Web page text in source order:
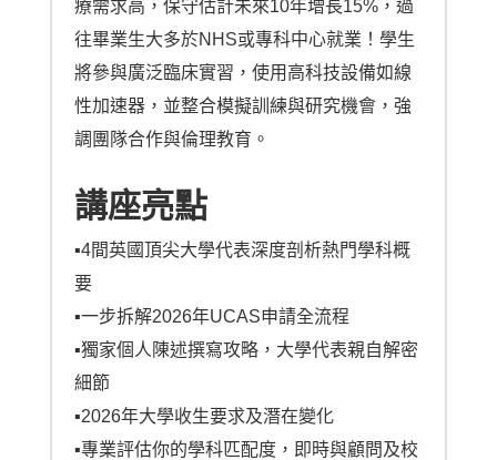
療需求高，保守估計未來10年增長15%，過
往畢業生大多於NHS或專科中心就業！學生
將參與廣泛臨床實習，使用高科技設備如線
性加速器，並整合模擬訓練與研究機會，強
調團隊合作與倫理教育。
講座亮點
▪︎4間英國頂尖大學代表深度剖析熱門學科概
要
▪︎一步拆解2026年UCAS申請全流程
▪︎獨家個人陳述撰寫攻略，大學代表親自解密
細節
▪︎2026年大學收生要求及潛在變化
▪︎專業評估你的學科匹配度，即時與顧問及校